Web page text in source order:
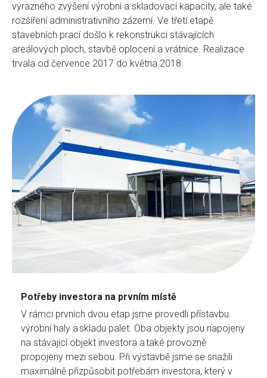
výrazného zvýšení výrobní a skladovací kapacity, ale také
rozšíření administrativního zázemí. Ve třetí etapě
stavebních prací došlo k rekonstrukci stávajících
areálových ploch, stavbě oplocení a vrátnice. Realizace
trvala od července 2017 do května 2018.
Potřeby investora na prvním místě
V rámci prvních dvou etap jsme provedli přístavbu
výrobní haly a skladu palet. Oba objekty jsou napojeny
na stávající objekt investora a také provozně
propojeny mezi sebou. Při výstavbě jsme se snažili
maximálně přizpůsobit potřebám investora, který v